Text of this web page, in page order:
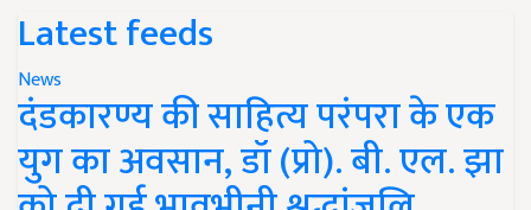
Latest feeds
News
दंडकारण्य की साहित्य परंपरा के एक
युग का अवसान, डॉ (प्रो). बी. एल. झा